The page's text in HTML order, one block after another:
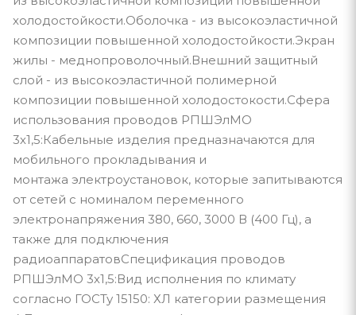
холодостойкости.Оболочка - из высокоэластичной
композиции повышенной холодостойкости.Экран
жилы - меднопроволочный.Внешний защитный
слой - из высокоэластичной полимерной
композиции повышенной холодостокости.Сфера
использования проводов РПШЭлМО
3х1,5:Кабельные изделия предназначаются для
мобильного прокладывания и
монтажа электроустановок, которые запитываются
от сетей с номиналом переменного
электронапряжения 380, 660, 3000 В (400 Гц), а
также для подключения
радиоаппаратовСпецификация проводов
РПШЭлМО 3х1,5:Вид исполнения по климату
согласно ГОСТу 15150: ХЛ категории размещения